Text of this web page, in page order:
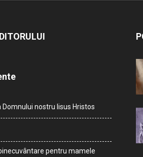
Domnului nostru Iisus Hristos
pentru mamele